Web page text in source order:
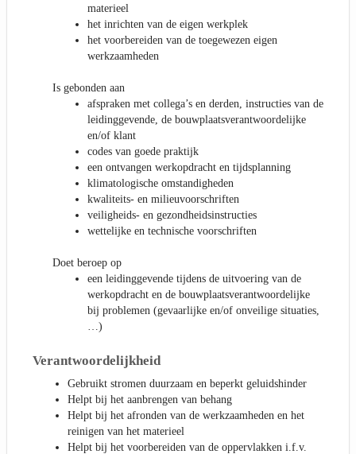
materieel
het inrichten van de eigen werkplek
het voorbereiden van de toegewezen eigen
werkzaamheden
Is gebonden aan
afspraken met collega’s en derden, instructies van de
leidinggevende, de bouwplaatsverantwoordelijke
en/of klant
codes van goede praktijk
een ontvangen werkopdracht en tijdsplanning
klimatologische omstandigheden
kwaliteits- en milieuvoorschriften
veiligheids- en gezondheidsinstructies
wettelijke en technische voorschriften
Doet beroep op
een leidinggevende tijdens de uitvoering van de
werkopdracht en de bouwplaatsverantwoordelijke
bij problemen (gevaarlijke en/of onveilige situaties,
…)
Verantwoordelijkheid
Gebruikt stromen duurzaam en beperkt geluidshinder
Helpt bij het aanbrengen van behang
Helpt bij het afronden van de werkzaamheden en het
reinigen van het materieel
Helpt bij het voorbereiden van de oppervlakken i.f.v.